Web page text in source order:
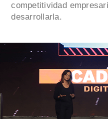
competitividad
desarrollarla.